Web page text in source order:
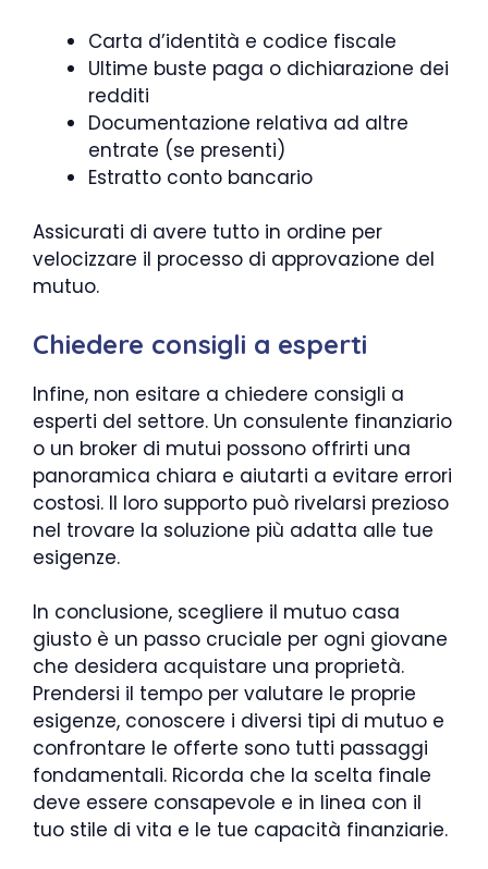
Carta d’identità e codice fiscale
Ultime buste paga o dichiarazione dei
redditi
Documentazione relativa ad altre
entrate (se presenti)
Estratto conto bancario
Assicurati di avere tutto in ordine per
velocizzare il processo di approvazione del
mutuo.
Chiedere consigli a esperti
Infine, non esitare a chiedere consigli a
esperti del settore. Un consulente finanziario
o un broker di mutui possono offrirti una
panoramica chiara e aiutarti a evitare errori
costosi. Il loro supporto può rivelarsi prezioso
nel trovare la soluzione più adatta alle tue
esigenze.
In conclusione, scegliere il mutuo casa
giusto è un passo cruciale per ogni giovane
che desidera acquistare una proprietà.
Prendersi il tempo per valutare le proprie
esigenze, conoscere i diversi tipi di mutuo e
confrontare le offerte sono tutti passaggi
fondamentali. Ricorda che la scelta finale
deve essere consapevole e in linea con il
tuo stile di vita e le tue capacità finanziarie.